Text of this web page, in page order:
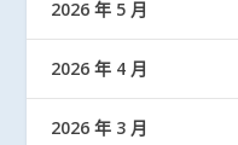
2026 年 5 月
2026 年 4 月
2026 年 3 月